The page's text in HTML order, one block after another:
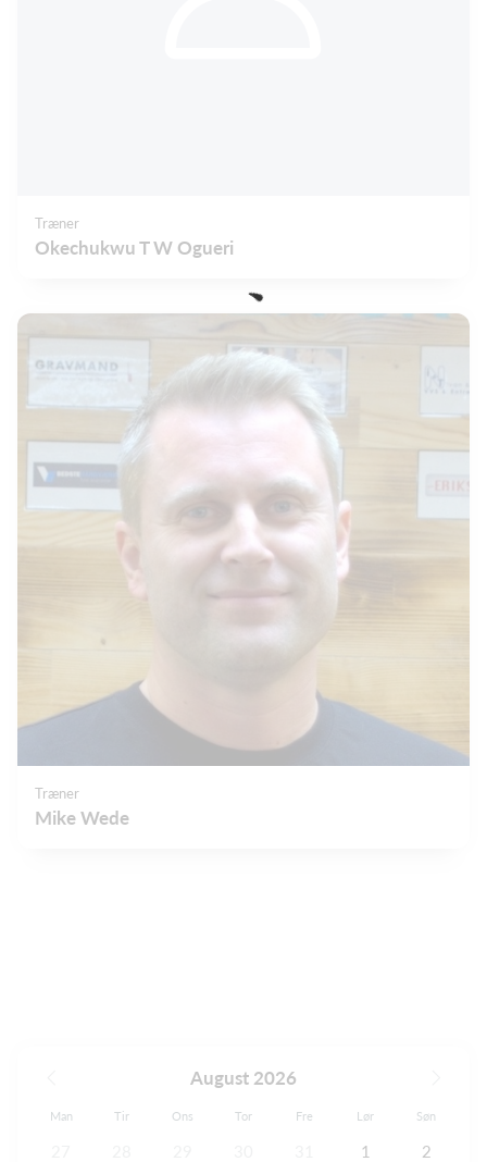
Træner
Okechukwu T W Ogueri
Træner
Mike Wede
August 2026
Man Tir Ons Tor Fre Lør Søn
1 2